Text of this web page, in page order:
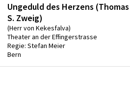
Ungeduld des Herzens
S. Zweig)
(Herr von Kekesfalva)
Theater an der Effingerstrasse
Regie: Stefan Meier
Bern